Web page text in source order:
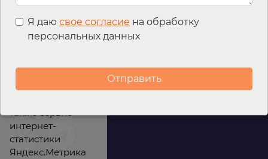
Я даю свое согласие на обработку
персональных данных
файлы cookies для
улучшения
также сервис
интернет-
статистики
Яндекс.Метрика